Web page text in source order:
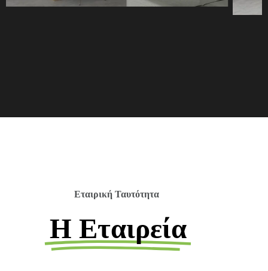
Εταιρική Ταυτότητα
Η Εταιρεία